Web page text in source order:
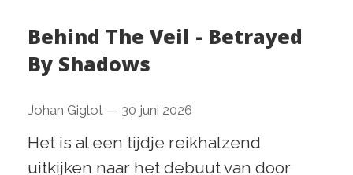
Behind The Veil - Betrayed
By Shadows
Johan Giglot — 30 juni 2026
Het is al een tijdje reikhalzend
uitkijken naar het debuut van door